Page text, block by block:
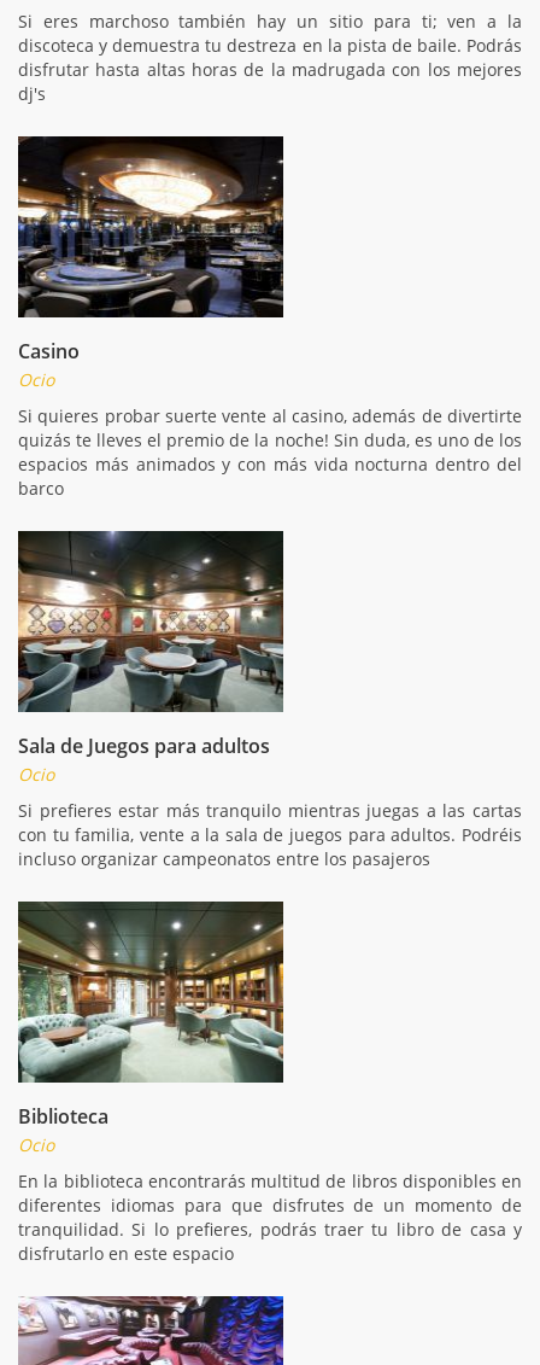
Si eres marchoso también hay un sitio para ti; ven a la
discoteca y demuestra tu destreza en la pista de baile. Podrás
disfrutar hasta altas horas de la madrugada con los mejores
dj's
Casino
Ocio
Si quieres probar suerte vente al casino, además de divertirte
quizás te lleves el premio de la noche! Sin duda, es uno de los
espacios más animados y con más vida nocturna dentro del
barco
Sala de Juegos para adultos
Ocio
Si prefieres estar más tranquilo mientras juegas a las cartas
con tu familia, vente a la sala de juegos para adultos. Podréis
incluso organizar campeonatos entre los pasajeros
Biblioteca
Ocio
En la biblioteca encontrarás multitud de libros disponibles en
diferentes idiomas para que disfrutes de un momento de
tranquilidad. Si lo prefieres, podrás traer tu libro de casa y
disfrutarlo en este espacio